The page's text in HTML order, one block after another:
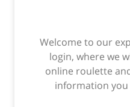
Welcome to our
login, where we
online roulette
information